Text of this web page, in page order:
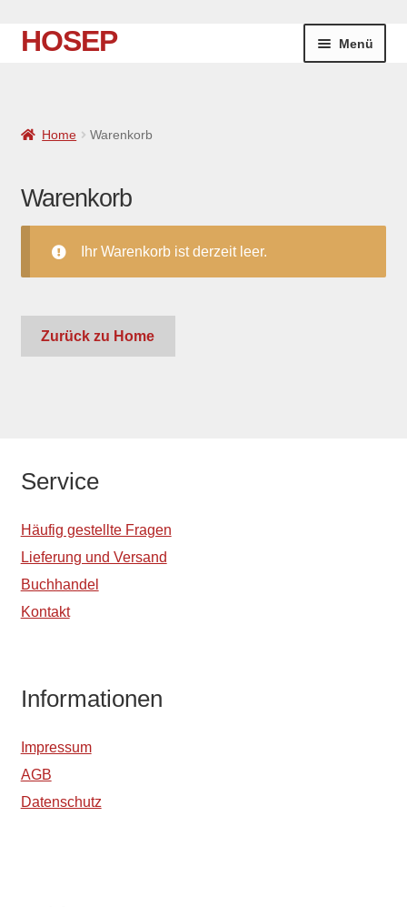
Zur
Zum
HOSEP Menü
Neuigkeiten
In Arbeit
Über uns
Home Warenkorb
Warenkorb
Ihr Warenkorb ist derzeit leer.
Zurück zu Home
Service
Häufig gestellte Fragen
Lieferung und Versand
Buchhandel
Kontakt
Informationen
Impressum
AGB
Datenschutz